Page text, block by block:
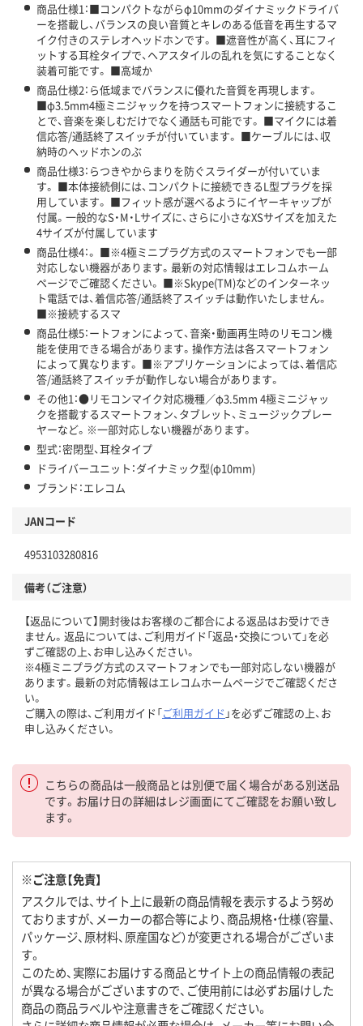
商品仕様1：■コンパクトながらφ10mmのダイナミックドライバ
ーを搭載し、バランスの良い音質とキレのある低音を再生するマ
イク付きのステレオヘッドホンです。 ■遮音性が高く、耳にフィ
ットする耳栓タイプで、ヘアスタイルの乱れを気にすることなく
装着可能です。 ■高域か
商品仕様2：ら低域までバランスに優れた音質を再現します。
■φ3.5mm4極ミニジャックを持つスマートフォンに接続するこ
とで、音楽を楽しむだけでなく通話も可能です。 ■マイクには着
信応答/通話終了スイッチが付いています。 ■ケーブルには、収
納時のヘッドホンのぶ
商品仕様3：らつきやからまりを防ぐスライダーが付いていま
す。 ■本体接続側には、コンパクトに接続できるL型プラグを採
用しています。 ■フィット感が選べるようにイヤーキャップが
付属。一般的なS・M・Lサイズに、さらに小さなXSサイズを加えた
4サイズが付属しています
商品仕様4：。 ■※4極ミニプラグ方式のスマートフォンでも一部
対応しない機器があります。最新の対応情報はエレコムホーム
ページでご確認ください。 ■※Skype(TM)などのインターネッ
ト電話では、着信応答/通話終了スイッチは動作いたしません。
■※接続するスマ
商品仕様5：ートフォンによって、音楽・動画再生時のリモコン機
能を使用できる場合があります。操作方法は各スマートフォン
によって異なります。 ■※アプリケーションによっては、着信応
答/通話終了スイッチが動作しない場合があります。
その他1：●リモコンマイク対応機種／φ3.5mm 4極ミニジャッ
クを搭載するスマートフォン、タブレット、ミュージックプレー
ヤーなど。※一部対応しない機器があります。
型式：密閉型、耳栓タイプ
ドライバーユニット：ダイナミック型(φ10mm)
ブランド：エレコム
JANコード
4953103280816
備考（ご注意）
【返品について】開封後はお客様のご都合による返品はお受けでき
ません。返品については、ご利用ガイド「返品・交換について」を必
ずご確認の上、お申し込みください。
※4極ミニプラグ方式のスマートフォンでも一部対応しない機器が
あります。最新の対応情報はエレコムホームページでご確認くださ
い。
ご購入の際は、ご利用ガイド「ご利用ガイド 」を必ずご確認の上、お
申し込みください。
こちらの商品は一般商品とは別便で届く場合がある別送品
です。お届け日の詳細はレジ画面にてご確認をお願い致し
ます。
※ご注意【免責】
アスクルでは、サイト上に最新の商品情報を表示するよう努め
ておりますが、メーカーの都合等により、商品規格・仕様（容量、
パッケージ、原材料、原産国など）が変更される場合がございま
す。
このため、実際にお届けする商品とサイト上の商品情報の表記
が異なる場合がございますので、ご使用前には必ずお届けした
商品の商品ラベルや注意書きをご確認ください。